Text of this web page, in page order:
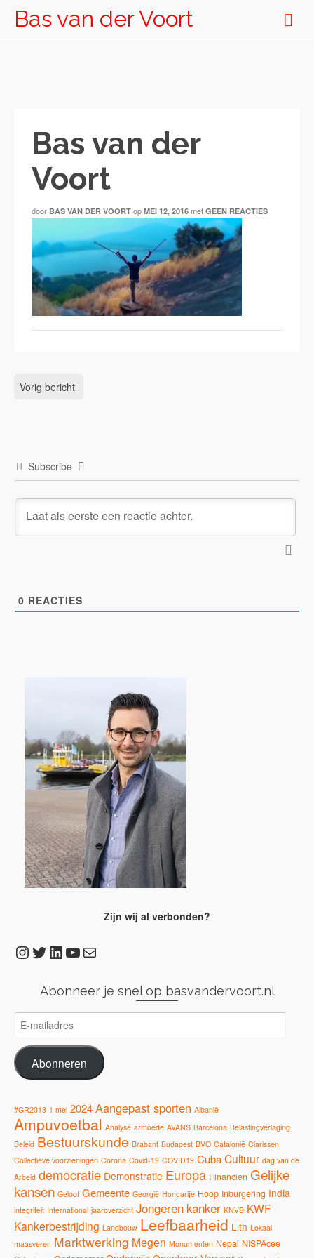
Bas van der Voort
Bas van der
Voort
door BAS VAN DER VOORT op MEI 12, 2016 met GEEN REACTIES
Vorig bericht
Subscribe
0 REACTIES
Zijn wij al verbonden?
Instagram
Twitter
LinkedIn
YouTube
E-mail
Abonneer je snel op basvandervoort.nl
E-
mailadres
Abonneren
#GR2018 1 mei 2024Aangepast sporten Albanië
Ampuvoetbal Analyse armoede AVANS Barcelona Belastingverlaging
Beleid Bestuurskunde Brabant Budapest BVO Catalonië Clarissen
Collectieve voorzieningen Corona Covid-19 COVID19 CubaCultuur dag van de
Arbeid democratie Demonstratie Europa Financien Gelijke
kansen Geloof Gemeente Georgië Hongarije Hoop Inburgering India
integriteit International jaaroverzicht Jongeren kanker KNVB KWF
Kankerbestrijding Landbouw Leefbaarheid Lith Lokaal
maasveren Marktwerking Megen Monumenten Nepal NISPAcee